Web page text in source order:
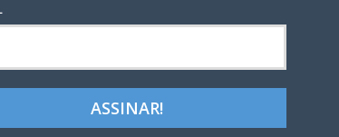
LinkedIn Pinterest